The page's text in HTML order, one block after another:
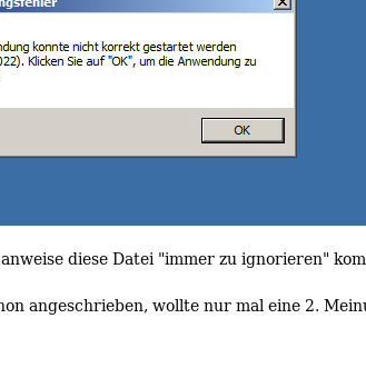
diese Datei "immer zu ignorieren"
angeschrieben, wollte nur mal eine 2.